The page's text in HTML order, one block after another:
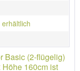
Basic (2-flügelig)
160cm ist